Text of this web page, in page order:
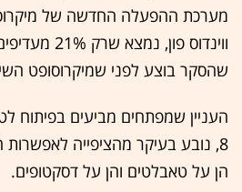
מערכת ההפעלה החדשה של
שהסקר בוצע לפני שמיקרוסופט
העניין שמפתחים מביעים בפיתוח
8, נובע בעיקר מהציפייה
הן על טאבלטים והן על דסקטופים.